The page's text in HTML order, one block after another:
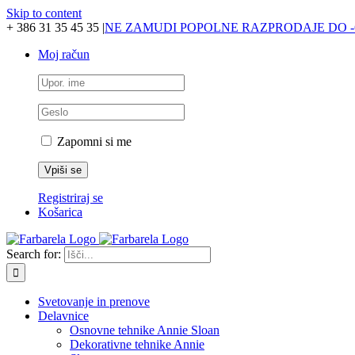
Skip to content
+ 386 31 35 45 35 |NE ZAMUDI POPOLNE RAZPRODAJE DO -
Moj račun
Zapomni si me
Registriraj se
Košarica
Search for:
Svetovanje in prenove
Delavnice
Osnovne tehnike Annie Sloan
Dekorativne tehnike Annie